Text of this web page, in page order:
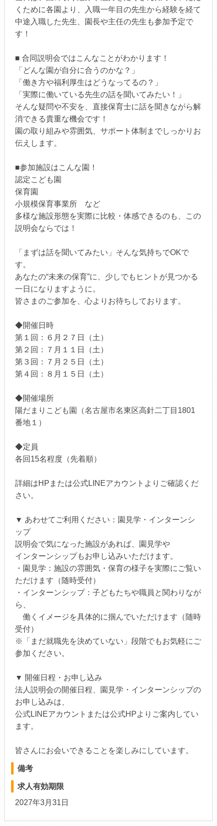
くために各園より、入職一年目の先生から経験を経て
中途入職した先生、園長や主任の先生も参加予定で
す！
■ 合同説明会ではこんなことがわかります！
「どんな園が自分に合うのかな？」
「働き方や福利厚生はどうなってるの？」
「実際に働いている先生の話を聞いてみたい！」
そんな疑問や不安を、直接保育士に話を聞きながら解
消できる貴重な機会です！
園の取り組みや雰囲気、サポート体制までしっかりお
伝えします。
■参加施設はこんな園！
認定こども園
保育園
小規模保育事業所 など
多様な施設形態を実際に比較・体感できるのも、この
説明会ならでは！
「まずは話を聞いてみたい」そんな気持ちでOKで
す。
あなたの“未来の保育”に、少しでもヒントが見つかる
一日になりますように。
皆さまのご参加を、心よりお待ちしております。
◆開催日時
第１回：６月２７日（土）
第２回：７月１１日（土）
第３回：７月２５日（土）
第４回：８月１５日（土）
◆開催場所
陽だまりこども園（名古屋市名東区高針二丁目1801
番地１）
◆定員
各回15名程度（先着順）
詳細はHPまたは公式LINEアカウントよりご確認くだ
さい。
▼ あわせてご利用ください：園見学・インターンシ
ップ
説明会で気になった施設があれば、園見学や
インターンシップもお申し込みいただけます。
・園見学：施設の雰囲気・保育の様子を実際にご覧い
ただけます（随時受付）
・インターンシップ：子どもたちや職員と関わりなが
ら、
働くイメージを具体的に掴んでいただけます（随時
受付）
※「まだ就職先を決めていない」段階でもお気軽にご
参加ください。
▼ 開催日程・お申し込み
法人説明会の開催日程、園見学・インターンシップの
お申し込みは、
公式LINEアカウントまたは公式HPよりご案内してい
ます。
皆さんにお会いできることを楽しみにしています。
備考
求人有効期限
2027年3月31日